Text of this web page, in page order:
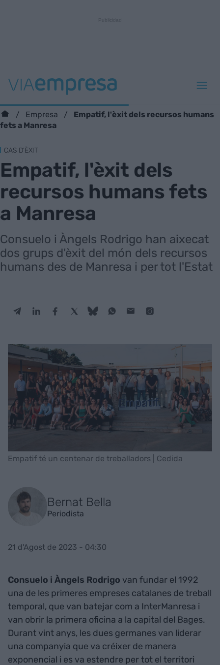
Empresa
Empatif, l'èxit dels recursos humans
fets a Manresa
CAS D'ÈXIT
Empatif, l'èxit dels
recursos humans fets
a Manresa
Consuelo i Àngels Rodrigo han aixecat
dos grups d'èxit del món dels recursos
humans des de Manresa i per tot l'Estat
Empatif té un centenar de treballadors | Cedida
Bernat Bella
Periodista
21 d'Agost de 2023 - 04:30
Consuelo i Àngels Rodrigo van fundar el 1992
una de les primeres empreses catalanes de treball
temporal, que van batejar com a InterManresa i
van obrir la primera oficina a la capital del Bages.
Durant vint anys, les dues germanes van liderar
una companyia que va créixer de manera
exponencial i es va estendre per tot el territori